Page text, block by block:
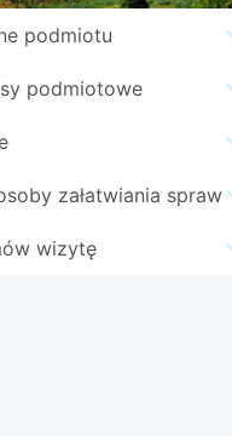
podmiotu
podmiotowe
załatwiania spraw
wizytę